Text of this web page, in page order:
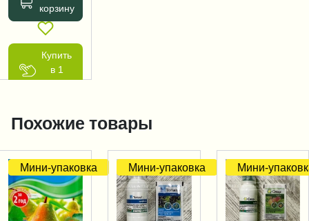
корзину
Купить
в 1
Похожие товары
Мини-упаковка Мини-упаковка Мини-